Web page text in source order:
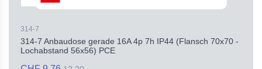
314-7
314-7 Anbaudose gerade 16A 4p 7h IP44 (Flansch 70x70 -
Lochabstand 56x56) PCE